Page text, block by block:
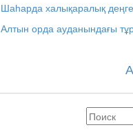
Служба 109
Час депутата /
Шаһарда халықаралық
Алтын орда ауданындағы